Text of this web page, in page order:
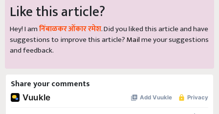
Like this article?
Hey! I amनिंबाळकर ओंकार रमेश. Did you liked this article and have
suggestions to improve this article?Mailme your suggestions
and feedback.
Share your comments